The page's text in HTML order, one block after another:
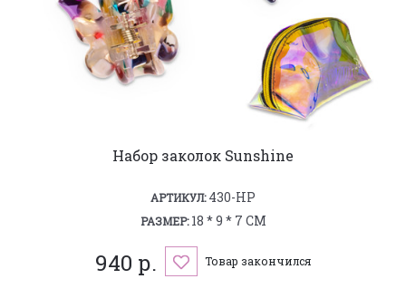
Набор заколок Sunshine
АРТИКУЛ:430-HP
РАЗМЕР:18 * 9 * 7 СМ
940 р. Товар закончился